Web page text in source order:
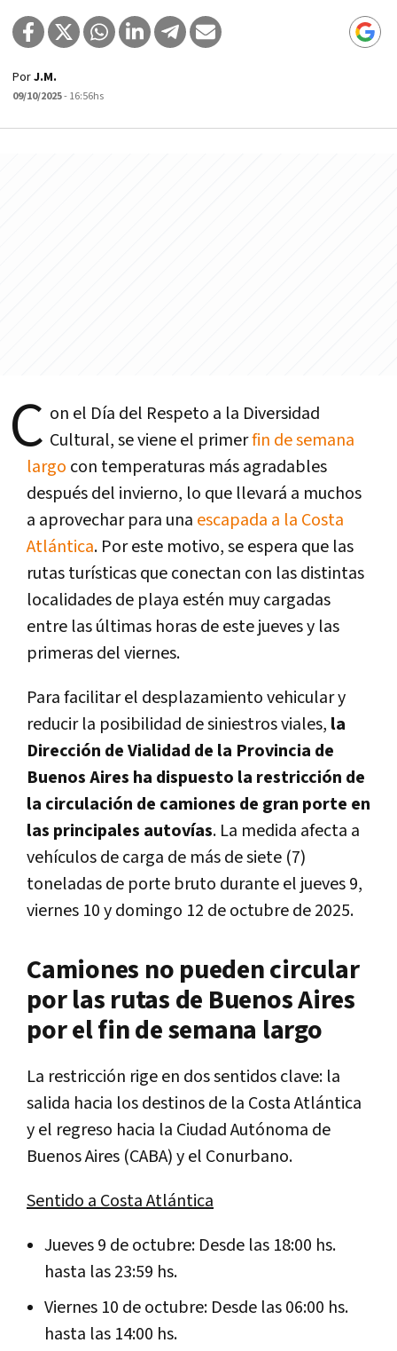
PorJ.M.
09/10/2025- 16:56hs
C on el Día del Respeto a la Diversidad
Cultural, se viene el primerfin de semana
largo con temperaturas más agradables
después del invierno, lo que llevará a muchos
a aprovechar para una escapada a la Costa
Atlántica. Por este motivo, se espera que las
rutas turísticas que conectan con las distintas
localidades de playa estén muy cargadas
entre las últimas horas de este jueves y las
primeras del viernes.
Para facilitar el desplazamiento vehicular y
reducir la posibilidad de siniestros viales, la
Dirección de Vialidad de la Provincia de
Buenos Aires ha dispuesto la restricción de
la circulación de camiones de gran porte en
las principales autovías. La medida afecta a
vehículos de carga de más de siete (7)
toneladas de porte bruto durante el jueves 9,
viernes 10 y domingo 12 de octubre de 2025.
Camiones no pueden circular
por las rutas de Buenos Aires
por el fin de semana largo
La restricción rige en dos sentidos clave: la
salida hacia los destinos de la Costa Atlántica
y el regreso hacia la Ciudad Autónoma de
Buenos Aires (CABA) y el Conurbano.
Sentido a Costa Atlántica
Jueves 9 de octubre: Desde las 18:00 hs.
hasta las 23:59 hs.
Viernes 10 de octubre: Desde las 06:00 hs.
hasta las 14:00 hs.